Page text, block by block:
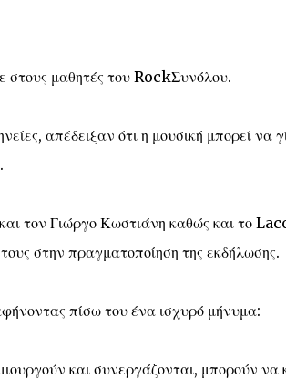
στους μαθητές του RockΣυνόλου.
απέδειξαν ότι η μουσική μπορεί να
τον Γιώργο Κωστιάνη καθώς και το
στην πραγματοποίηση της εκδήλωσης.
πίσω του ένα ισχυρό μήνυμα:
και συνεργάζονται, μπορούν να